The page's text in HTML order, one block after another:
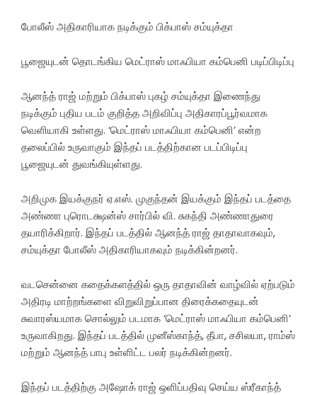
போலீஸ் அதிகாரியாக நடிக்கும் பிக்பாஸ் சம்யுக்தா
பூஜையுடன் தொடங்கிய மெட்ராஸ் மாஃபியா கம்பெனி படிப்பிடிப்பு
ஆனந்த் ராஜ் மற்றும் பிக்பாஸ் புகழ் சம்யுக்தா இணைந்து
நடிக்கும் புதிய படம் குறித்த அறிவிப்பு அதிகாரப்பூர்வமாக
வெளியாகி உள்ளது. ‘மெட்ராஸ் மாஃபியா கம்பெனி’ என்ற
தலைப்பில் உருவாகும் இந்தப் படத்திற்கான படப்பிடிப்பு
பூஜையுடன் துவங்கியுள்ளது.
அறிமுக இயக்குநர் ஏ.எஸ். முகுந்தன் இயக்கும் இந்தப் படத்தை
அண்ணா புரொடக்ஷன்ஸ் சார்பில் வி. சுகந்தி அண்ணாதுரை
தயாரிக்கிறார். இந்தப் படத்தில் ஆனந்த் ராஜ் தாதாவாகவும்,
சம்யுக்தா போலீஸ் அதிகாரியாகவும் நடிக்கின்றனர்.
வடசென்னை கதைக்களத்தில் ஒரு தாதாவின் வாழ்வில் ஏற்படும்
அதிரடி மாற்றங்களை விறுவிறுப்பான திரைக்கதையுடன்
சுவாரஸ்யமாக சொல்லும் படமாக ‘மெட்ராஸ் மாஃபியா கம்பெனி’
உருவாகிறது. இந்தப் படத்தில் முனீஸ்காந்த், தீபா, சசிலயா, ராம்ஸ்
மற்றும் ஆனந்த் பாபு உள்ளிட்ட பலர் நடிக்கின்றனர்.
இந்தப் படத்திற்கு அஷோக் ராஜ் ஒளிப்பதிவு செய்ய ஸ்ரீகாந்த்